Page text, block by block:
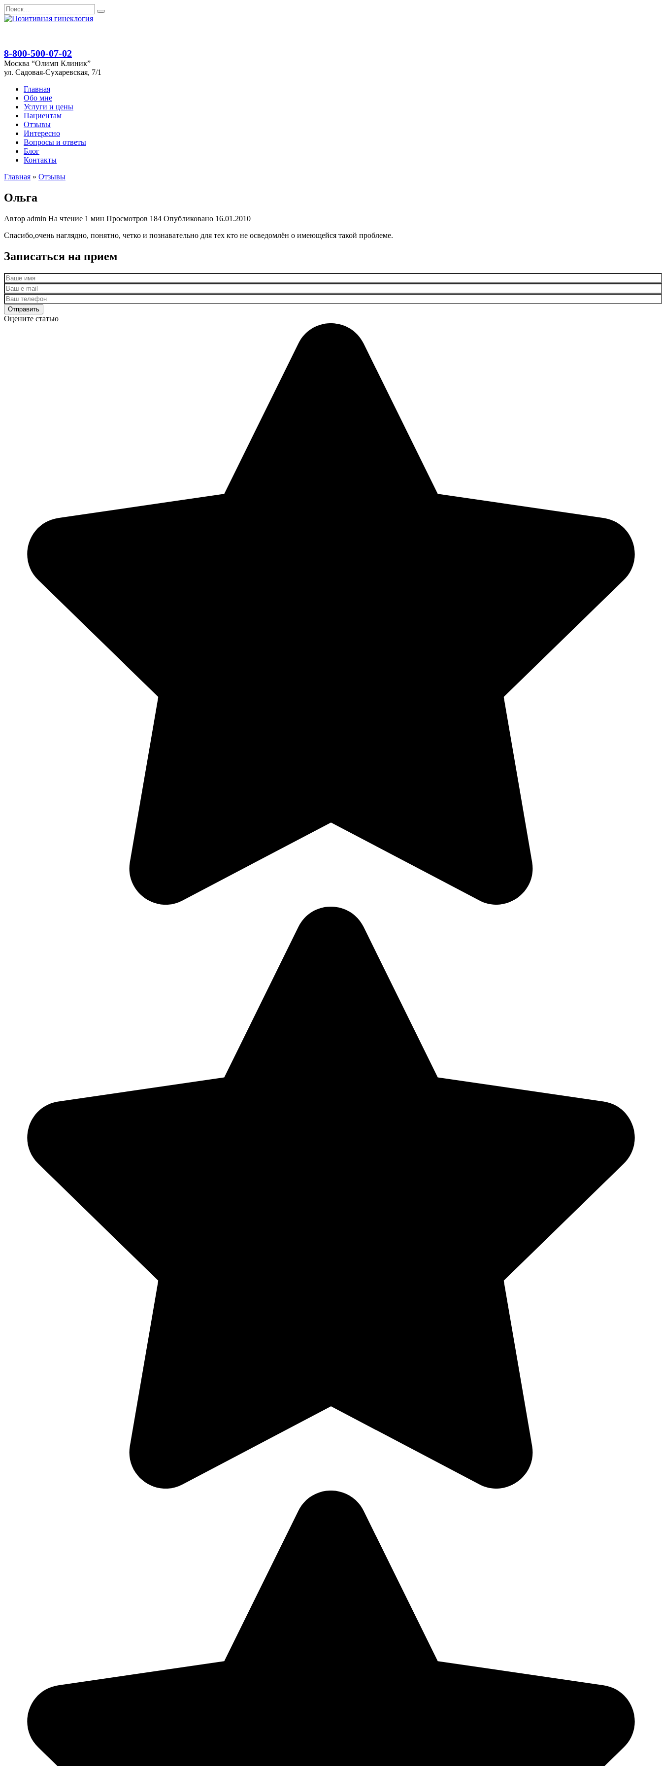
Перейти
к
Search
for:
8-800-500-07-02
Москва “Олимп Клиник”
ул. Садовая-Сухаревская, 7/1
Главная
Обо мне
Услуги и цены
Пациентам
Отзывы
Интересно
Вопросы и ответы
Блог
Контакты
Главная » Отзывы
Ольга
Автор admin На чтение 1 мин Просмотров 184 Опубликовано 16.01.2010
Спасибо,очень наглядно, понятно, четко и познавательно для тех кто не осведомлён о имеющейся такой проблеме.
Записаться на прием
Оцените статью